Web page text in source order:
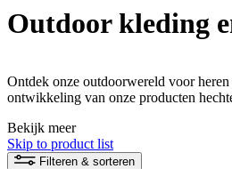
Outdoor kleding
Ontdek onze outdoorwereld voor
ontwikkeling van onze producten
Bekijk meer
Skip to product list
Filteren & sorteren